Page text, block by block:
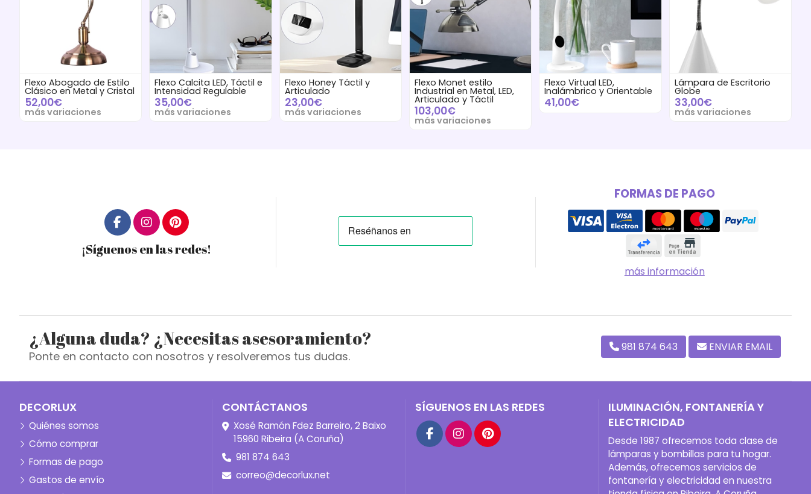
Flexo Abogado de Estilo
Clásico en Metal y Cristal
52,00€
más variaciones
Flexo Calcita LED, Táctil e
Intensidad Regulable
35,00€
más variaciones
Flexo Honey Táctil y
Articulado
23,00€
más variaciones
Flexo Monet estilo
Industrial en Metal, LED,
Articulado y Táctil
103,00€
más variaciones
Flexo Virtual LED,
Inalámbrico y Orientable
41,00€
Lámpara de Escritorio
Globe
33,00€
más variaciones
¡Síguenos en las redes!
FORMAS DE PAGO
más información
¿Alguna duda? ¿Necesitas asesoramiento?
Ponte en contacto con nosotros y resolveremos tus dudas.
981 874 643 ENVIAR EMAIL
DECORLUX
Quiénes somos
Cómo comprar
Formas de pago
Gastos de envío
CONTÁCTANOS
Xosé Ramón Fdez Barreiro, 2 Baixo
15960 Ribeira (A Coruña)
981 874 643
correo@decorlux.net
SÍGUENOS EN LAS REDES
ILUMINACIÓN, FONTANERÍA Y
ELECTRICIDAD
Desde 1987 ofrecemos toda clase de
lámparas y bombillas para tu hogar.
Además, ofrecemos servicios de
fontanería y electricidad en nuestra